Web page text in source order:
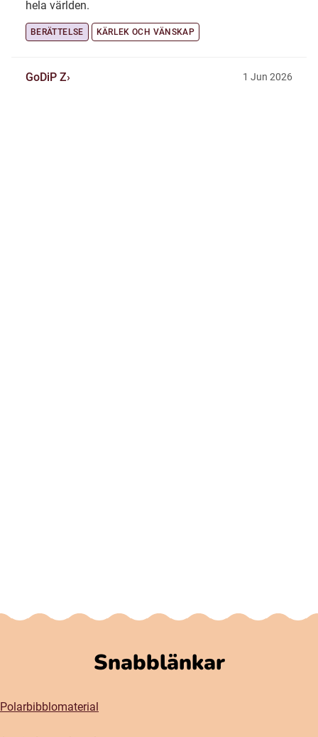
hela världen.
BERÄTTELSE KÄRLEK OCH VÄNSKAP
GoDiP Z 1 Jun 2026
Snabblänkar
Polarbibblomaterial